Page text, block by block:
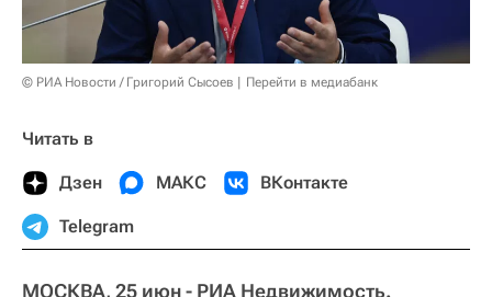
© РИА Новости / Григорий Сысоев Перейти в медиабанк
Читать в
Дзен МАКС ВКонтакте
Telegram
МОСКВА, 25 июн - РИА Недвижимость.